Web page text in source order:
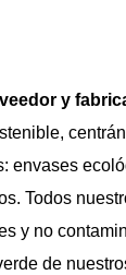
de
perfecta
y
envases
Todos
y no
de